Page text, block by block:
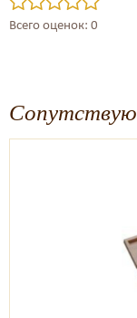
Всего оценок: 0